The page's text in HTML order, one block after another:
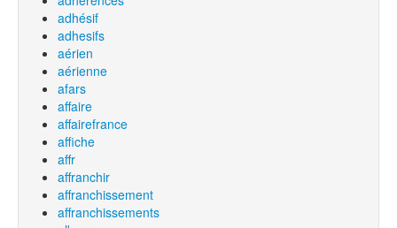
adhésif
adhesifs
aérien
aérienne
afars
affaire
affairefrance
affiche
affr
affranchir
affranchissement
affranchissements